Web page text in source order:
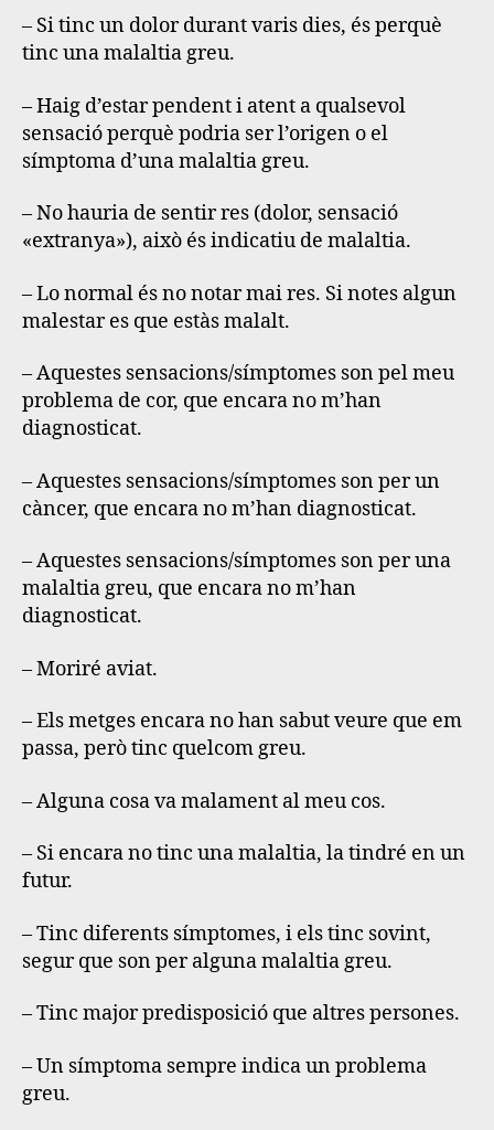
– Si tinc un dolor durant varis dies, és perquè
tinc una malaltia greu.
– Haig d’estar pendent i atent a qualsevol
sensació perquè podria ser l’origen o el
símptoma d’una malaltia greu.
– No hauria de sentir res (dolor, sensació
«extranya»), això és indicatiu de malaltia.
– Lo normal és no notar mai res. Si notes algun
malestar es que estàs malalt.
– Aquestes sensacions/símptomes son pel meu
problema de cor, que encara no m’han
diagnosticat.
– Aquestes sensacions/símptomes son per un
càncer, que encara no m’han diagnosticat.
– Aquestes sensacions/símptomes son per una
malaltia greu, que encara no m’han
diagnosticat.
– Moriré aviat.
– Els metges encara no han sabut veure que em
passa, però tinc quelcom greu.
– Alguna cosa va malament al meu cos.
– Si encara no tinc una malaltia, la tindré en un
futur.
– Tinc diferents símptomes, i els tinc sovint,
segur que son per alguna malaltia greu.
– Tinc major predisposició que altres persones.
– Un símptoma sempre indica un problema
greu.